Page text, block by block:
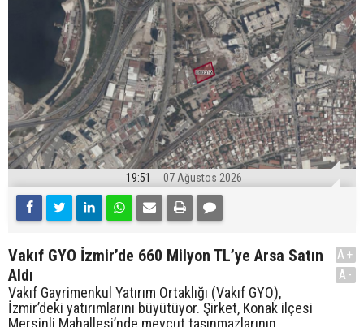
19:51 07 Ağustos 2026
Vakıf GYO İzmir’de 660 Milyon TL’ye Arsa Satın
Aldı
Vakıf Gayrimenkul Yatırım Ortaklığı (Vakıf GYO),
İzmir’deki yatırımlarını büyütüyor. Şirket, Konak ilçesi
Mersinli Mahallesi’nde mevcut taşınmazlarının
A+
A-